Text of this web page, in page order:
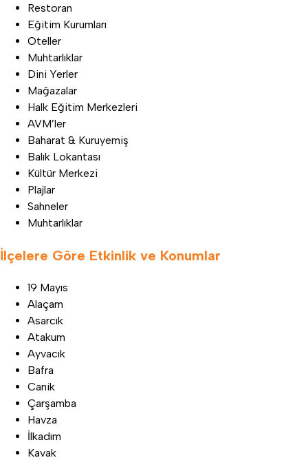
Restoran
Eğitim Kurumları
Oteller
Muhtarlıklar
Dini Yerler
Mağazalar
Halk Eğitim Merkezleri
AVM’ler
Baharat & Kuruyemiş
Balık Lokantası
Kültür Merkezi
Plajlar
Sahneler
Muhtarlıklar
İlçelere Göre Etkinlik ve Konumlar
19 Mayıs
Alaçam
Asarcık
Atakum
Ayvacık
Bafra
Canik
Çarşamba
Havza
İlkadım
Kavak